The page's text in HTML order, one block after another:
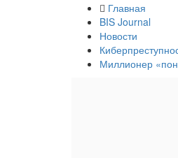
Главная
BIS Journal
Новости
Миллионер